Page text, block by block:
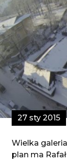
27 sty 2015
Wielka
plan ma